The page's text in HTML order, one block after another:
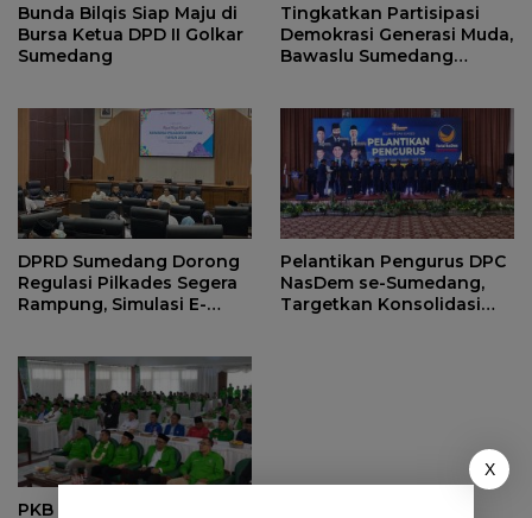
Bunda Bilqis Siap Maju di
Bursa Ketua DPD II Golkar
Sumedang
Tingkatkan Partisipasi
Demokrasi Generasi Muda,
Bawaslu Sumedang
DPRD Sumedang Dorong
Regulasi Pilkades Segera
Rampung, Simulasi E-
Pelantikan Pengurus DPC
NasDem se-Sumedang,
Targetkan Konsolidasi
PKB Sumedang Dorong
X